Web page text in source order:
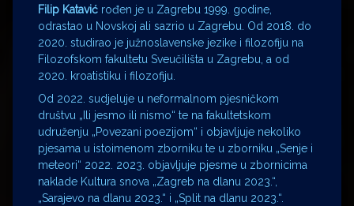
Filip Katavić rođen je u Zagrebu 1999. godine,
odrastao u Novskoj ali sazrio u Zagrebu. Od 2018. do
2020. studirao je južnoslavenske jezike i filozofiju na
Filozofskom fakultetu Sveučilišta u Zagrebu, a od
2020. kroatistiku i filozofiju.
Od 2022. sudjeluje u neformalnom pjesničkom
društvu „Ili jesmo ili nismo“ te na fakultetskom
udruženju „Povezani poezijom“ i objavljuje nekoliko
pjesama u istoimenom zborniku te u zborniku „Senje i
meteori“ 2022. 2023. objavljuje pjesme u zbornicima
naklade Kultura snova „Zagreb na dlanu 2023.“,
„Sarajevo na dlanu 2023.“ i „Split na dlanu 2023.“.